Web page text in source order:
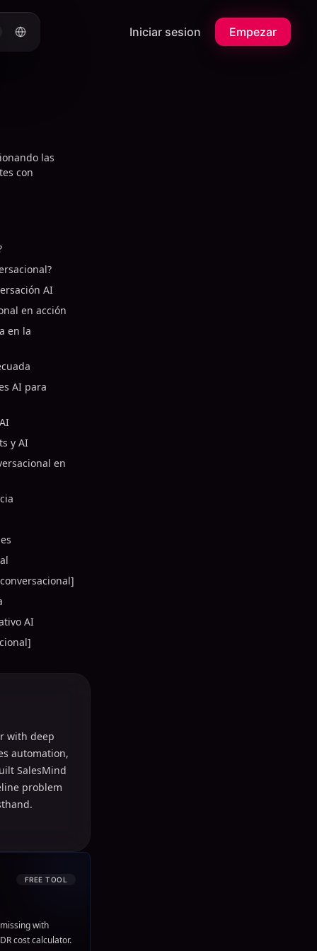
Iniciar sesion Empezar
las
con
AI
en acción
en la
AI para
y AI
en
AI
with deep
automation,
SalesMind
problem
FREE TOOL
with
cost calculator.